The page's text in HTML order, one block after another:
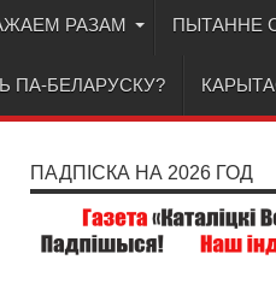
РАЗАМ ПЫТАННЕ
ПА-БЕЛАРУСКУ?
ПАДПІСКА НА 2026 ГОД